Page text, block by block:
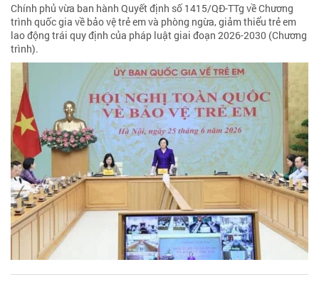
Chính phủ vừa ban hành Quyết định số 1415/QĐ-TTg về Chương
trình quốc gia về bảo vệ trẻ em và phòng ngừa, giảm thiểu trẻ em
lao động trái quy định của pháp luật giai đoạn 2026-2030 (Chương
trình).